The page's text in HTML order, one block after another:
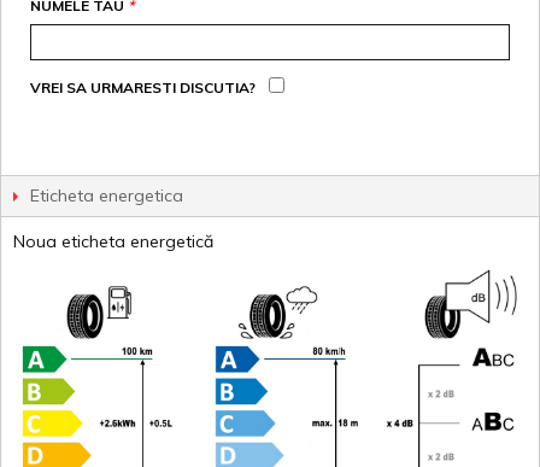
*
NUMELE TAU
VREI SA URMARESTI DISCUTIA?
Eticheta energetica
Noua eticheta energetică